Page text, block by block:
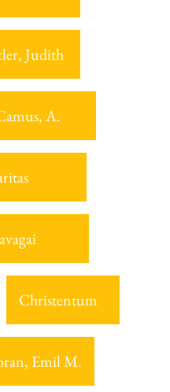
Judith
A.
Christentum
Emil M.